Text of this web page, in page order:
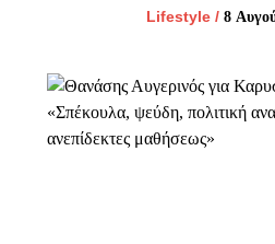
Lifestyle / 8